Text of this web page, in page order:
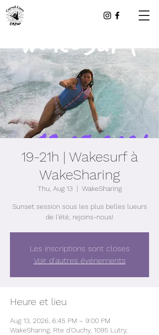
19-21h | Wakesurf à
WakeSharing
Thu, Aug 13
  |
WakeSharing
Sunset session sous les plus belles lueurs
de l'été, rejoins-nous!
Les inscriptions sont closes
Voir d'autres événements
Heure et lieu
Aug 13, 2026, 6:45 PM – 9:00 PM
WakeSharing, Rte d'Ouchy, 1095 Lutry,